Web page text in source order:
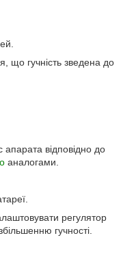
що гучність зведена до
апарата відповідно до
аналогами.
регулятор
гучності.